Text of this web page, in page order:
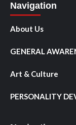
Navigation
About Us
GENERAL
Art & Culture
PERSONALITY